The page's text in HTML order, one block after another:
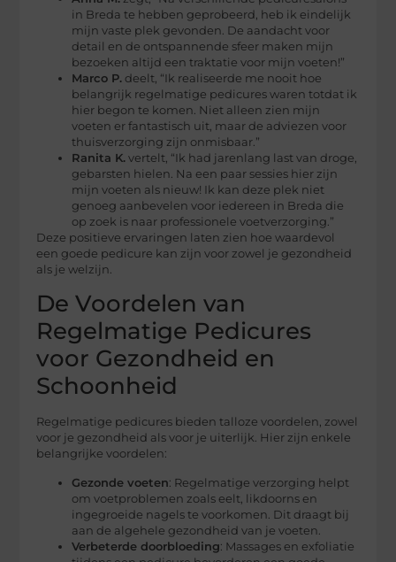
in Breda te hebben geprobeerd, heb ik eindelijk
mijn vaste plek gevonden. De aandacht voor
detail en de ontspannende sfeer maken mijn
bezoeken altijd een traktatie voor mijn voeten!”
Marco P. deelt, “Ik realiseerde me nooit hoe
belangrijk regelmatige pedicures waren totdat ik
hier begon te komen. Niet alleen zien mijn
voeten er fantastisch uit, maar de adviezen voor
thuisverzorging zijn onmisbaar.”
Ranita K. vertelt, “Ik had jarenlang last van droge,
gebarsten hielen. Na een paar sessies hier zijn
mijn voeten als nieuw! Ik kan deze plek niet
genoeg aanbevelen voor iedereen in Breda die
op zoek is naar professionele voetverzorging.”
Deze positieve ervaringen laten zien hoe waardevol
een goede pedicure kan zijn voor zowel je gezondheid
als je welzijn.
De Voordelen van
Regelmatige Pedicures
voor Gezondheid en
Schoonheid
Regelmatige pedicures bieden talloze voordelen, zowel
voor je gezondheid als voor je uiterlijk. Hier zijn enkele
belangrijke voordelen:
Gezonde voeten: Regelmatige verzorging helpt
om voetproblemen zoals eelt, likdoorns en
ingegroeide nagels te voorkomen. Dit draagt bij
aan de algehele gezondheid van je voeten.
Verbeterde doorbloeding: Massages en exfoliatie